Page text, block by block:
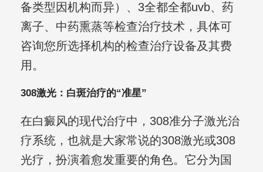
备类型因机构而异）、3全都全都uvb、药
离子、中药熏蒸等检查治疗技术，具体可
咨询您所选择机构的检查治疗设备及其费
用。
308激光：白斑治疗的“准星”
在白癜风的现代治疗中，308准分子激光治
疗系统，也就是大家常说的308激光或308
光疗，扮演着愈发重要的角色。它分为国